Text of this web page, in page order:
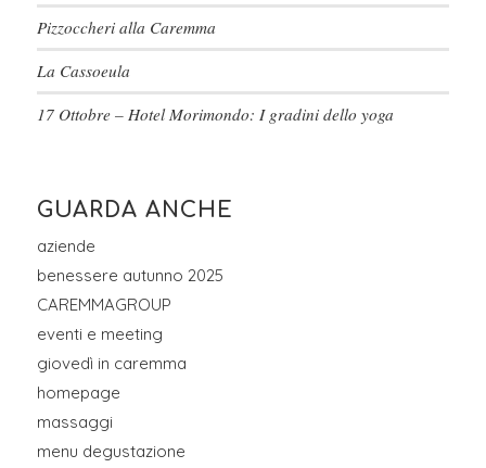
Pizzoccheri alla Caremma
La Cassoeula
17 Ottobre – Hotel Morimondo: I gradini dello yoga
GUARDA ANCHE
aziende
benessere autunno 2025
CAREMMAGROUP
eventi e meeting
giovedì in caremma
homepage
massaggi
menu degustazione